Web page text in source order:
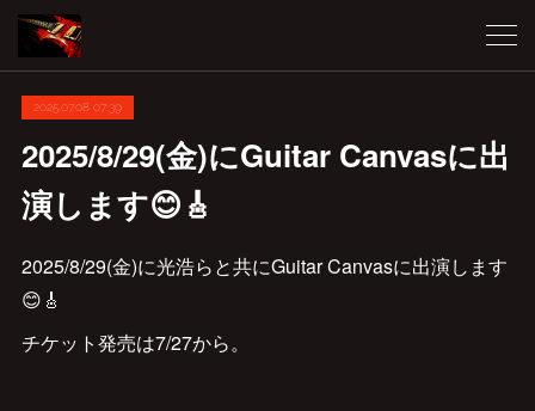
2025.07.08 07:39
2025/8/29(金)にGuitar Canvasに出
演します😊🎸
2025/8/29(金)に光浩らと共にGuitar Canvasに出演します
😊🎸
チケット発売は7/27から。